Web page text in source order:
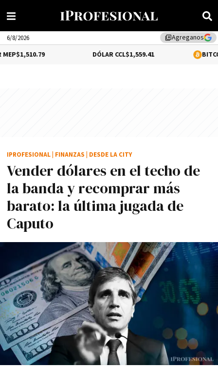
library_addAgreganos
6/8/2026
$1,559.41
Vender dólares en el techo de
la banda y recomprar más
barato: la última jugada de
Caputo
IPROFESIONAL FINANZAS DESDE LA CITY